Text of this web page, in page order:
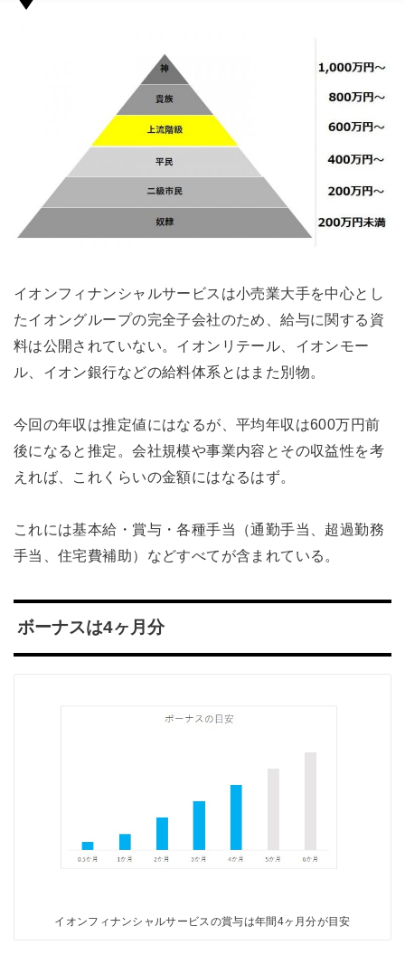
イオンフィナンシャルサービスは小売業大手を中心とし
たイオングループの完全子会社のため、給与に関する資
料は公開されていない。イオンリテール、イオンモー
ル、イオン銀行などの給料体系とはまた別物。
今回の年収は推定値にはなるが、平均年収は600万円前
後になると推定。会社規模や事業内容とその収益性を考
えれば、これくらいの金額にはなるはず。
これには基本給・賞与・各種手当（通勤手当、超過勤務
手当、住宅費補助）などすべてが含まれている。
ボーナスは4ヶ月分
イオンフィナンシャルサービスの賞与は年間4ヶ月分が目安